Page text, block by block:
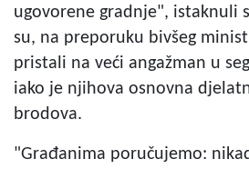
ugovorene gradnje", istaknuli
su, na preporuku bivšeg
pristali na veći angažman u
iako je njihova osnovna
brodova.
"Građanima poručujemo: